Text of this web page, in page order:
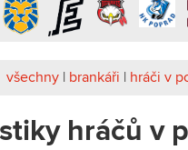
všechny | brankáři | hráči v
hráčů v